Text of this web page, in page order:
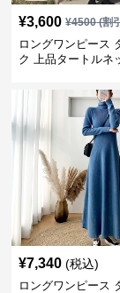
¥3,600 ¥4500(割
ロングワンピース
ク 上品タートルネ
¥7,340 (税込)
ロングワンピース